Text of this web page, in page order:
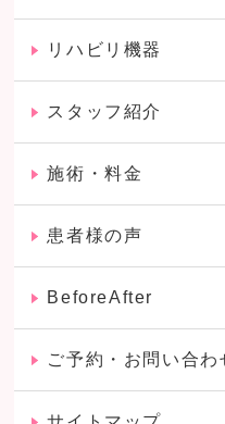
リハビリ機器
スタッフ紹介
施術・料金
患者様の声
BeforeAfter
ご予約・お問い合わ